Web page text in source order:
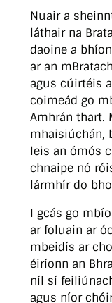
Nuair a
láthair na
daoine a
ar an
agus cúirtéis
coimeád go
Amhrán thart.
mhaisiúchán,
leis an ómós
chnaipe nó
lármhír do
I gcás go
ar foluain ar
mbeidís ar
éiríonn an
níl sí
agus níor